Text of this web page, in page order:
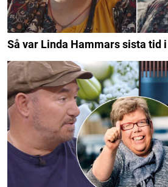
Så var Linda Hammars sista tid